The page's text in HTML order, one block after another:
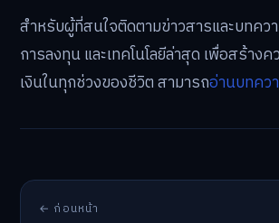
สำหรับผู้ที่สนใจติดตามข่าวสารและบทคว
การลงทุน และเทคโนโลยีล่าสุด เพื่อสร้าง
เงินในทุกช่วงของชีวิต สามารถอ่านบทคว
← ก่อนหน้า